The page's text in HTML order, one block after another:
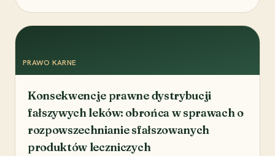
PRAWO KARNE
Konsekwencje prawne dystrybucji
fałszywych leków: obrońca w sprawach o
rozpowszechnianie sfałszowanych
produktów leczniczych